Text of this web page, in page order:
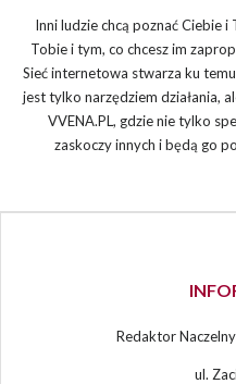
Inni ludzie chcą poznać Ciebie
Tobie i tym, co chcesz im
Sieć internetowa stwarza ku
jest tylko narzędziem działania,
VVENA.PL, gdzie nie tylko
zaskoczy innych i będą go
Redaktor
ul.